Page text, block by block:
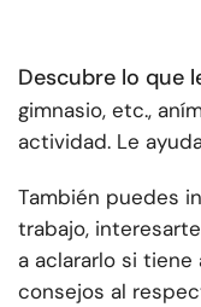
Descubre lo que
gimnasio, etc.,
actividad. Le
También puedes
trabajo,
a aclararlo si
consejos al